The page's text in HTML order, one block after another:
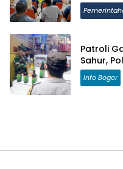
Patroli
Sahur,
Info Bogor